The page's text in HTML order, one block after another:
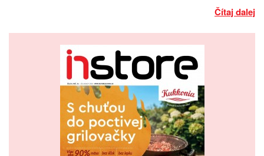
Čítaj dalej